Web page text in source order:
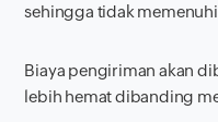
sehingga tidak
Biaya pengiriman akan
lebih hemat dibanding